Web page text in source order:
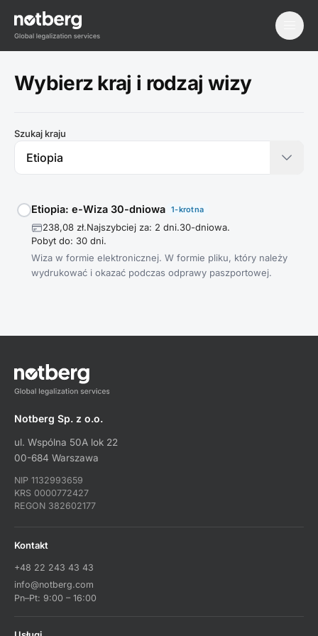
Wybierz kraj i rodzaj wizy
Szukaj kraju
Etiopia: e-Wiza 30-dniowa 1-krotna
238,08 zł.Najszybciej za: 2 dni.30-dniowa.
Pobyt do: 30 dni.
Wiza w formie elektronicznej. W formie pliku, który należy
wydrukować i okazać podczas odprawy paszportowej.
Notberg Sp. z o.o.
ul. Wspólna 50A lok 22
00-684 Warszawa
NIP 1132993659
KRS 0000772427
REGON 382602177
Kontakt
+48 22 243 43 43
info@notberg.com
Pn–Pt: 9:00 – 16:00